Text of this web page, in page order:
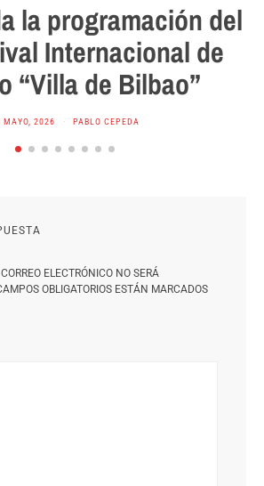
la programación del
Internacional de
“Villa de Bilbao”
MAYO, 2026 PABLO CEPEDA
ELECTRÓNICO NO SERÁ
OBLIGATORIOS ESTÁN MARCADOS